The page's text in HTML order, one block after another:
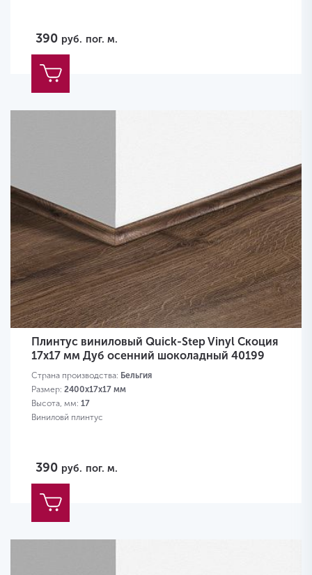
390 руб. пог. м.
Плинтус виниловый Quick-Step Vinyl Скоция
17х17 мм Дуб осенний шоколадный 40199
Страна производства: Бельгия
Размер: 2400х17х17 мм
Высота, мм: 17
Виниловй плинтус
390 руб. пог. м.